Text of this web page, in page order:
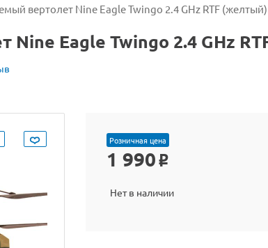
вертолет Nine Eagle Twingo 2.4 GHz RTF (желтый)
Eagle Twingo 2.4 GHz
Розничная цена
1 990 o
Нет в наличии